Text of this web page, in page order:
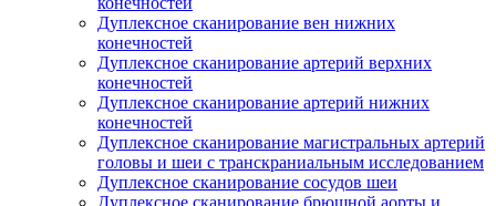
Дуплексное сканирование вен нижних
конечностей
Дуплексное сканирование артерий верхних
конечностей
Дуплексное сканирование артерий нижних
конечностей
Дуплексное сканирование магистральных артерий
головы и шеи с транскраниальным исследованием
Дуплексное сканирование сосудов шеи
Дуплексное сканирование брюшной аорты и